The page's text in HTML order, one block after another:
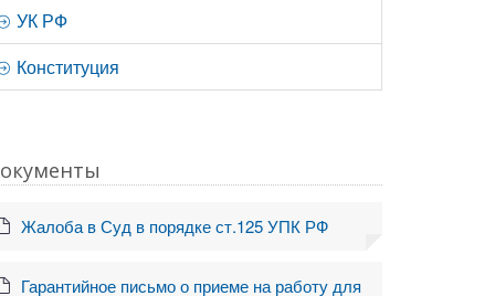
УК РФ
Конституция
Жалоба в Суд в порядке ст.125 УПК РФ
Гарантийное письмо о приеме на работу для